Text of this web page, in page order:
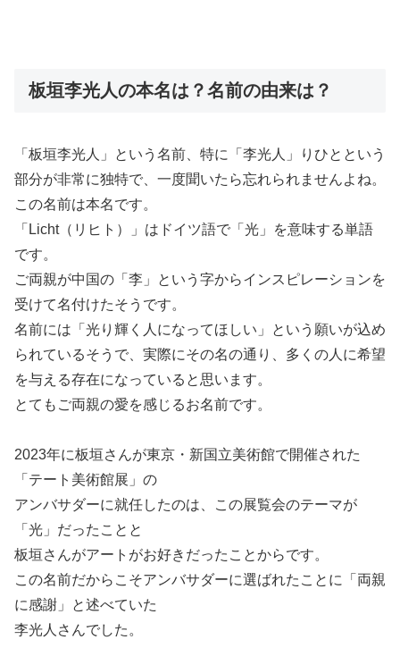
板垣李光人の本名は？名前の由来は？
「板垣李光人」という名前、特に「李光人」りひとという
部分が非常に独特で、一度聞いたら忘れられませんよね。
この名前は本名です。
「Licht（リヒト）」はドイツ語で「光」を意味する単語
です。
ご両親が中国の「李」という字からインスピレーションを
受けて名付けたそうです。
名前には「光り輝く人になってほしい」という願いが込め
られているそうで、実際にその名の通り、多くの人に希望
を与える存在になっていると思います。
とてもご両親の愛を感じるお名前です。
2023年に板垣さんが東京・新国立美術館で開催された
「テート美術館展」の
アンバサダーに就任したのは、この展覧会のテーマが
「光」だったことと
板垣さんがアートがお好きだったことからです。
この名前だからこそアンバサダーに選ばれたことに「両親
に感謝」と述べていた
李光人さんでした。